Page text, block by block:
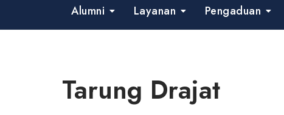
Alumni Layanan Pengaduan
Tarung Drajat